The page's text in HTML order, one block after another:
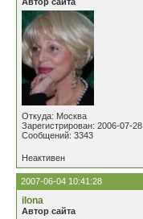
Откуда: Москва
Зарегистрирован: 2006-07-28
Сообщений: 3343
Неактивен
2007-06-04 10:41:28
ilona
Автор сайта